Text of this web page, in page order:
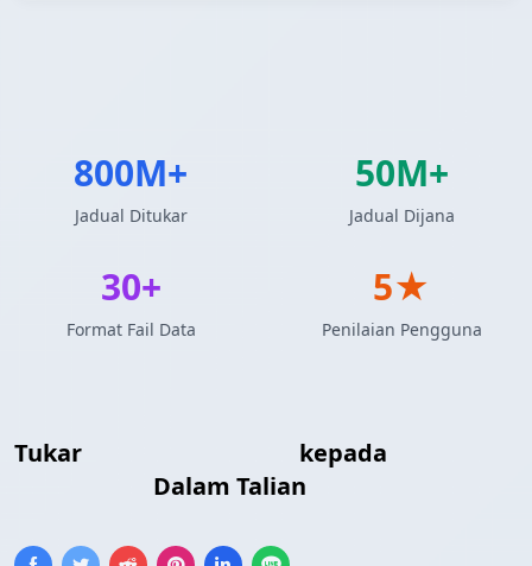
Tukar kepada
Dalam Talian
800M+
Jadual Ditukar
50M+
Jadual Dijana
30+
Format Fail Data
5★
Penilaian Pengguna